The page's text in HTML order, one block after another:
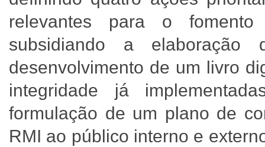
relevantes para o
subsidiando a elaboração
desenvolvimento de um livro
integridade já
formulação de um plano de
RMI ao público interno e